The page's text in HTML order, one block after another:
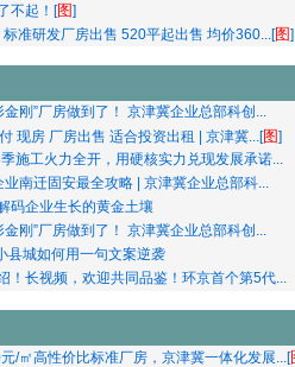
不起！[图]
准研发厂房出售 520平起出售 均价360...[图]
刚”厂房做到了！ 京津冀企业总部科创...
现房 厂房出售 适合投资出租 | 京津冀...[图]
施工火力全开，用硬核实力兑现发展承诺...
南迁固安最全攻略 | 京津冀企业总部科...
码企业生长的黄金土壤
刚”厂房做到了！ 京津冀企业总部科创...
县城如何用一句文案逆袭
！长视频，欢迎共同品鉴！环京首个第5代...
/㎡高性价比标准厂房，京津冀一体化发展...[